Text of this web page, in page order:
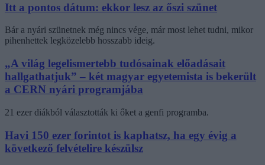
Itt a pontos dátum: ekkor lesz az őszi szünet
Bár a nyári szünetnek még nincs vége, már most lehet tudni, mikor
pihenhettek legközelebb hosszabb ideig.
„A világ legelismertebb tudósainak előadásait
hallgathatjuk” – két magyar egyetemista is bekerült
a CERN nyári programjába
21 ezer diákból választották ki őket a genfi programba.
Havi 150 ezer forintot is kaphatsz, ha egy évig a
következő felvételire készülsz